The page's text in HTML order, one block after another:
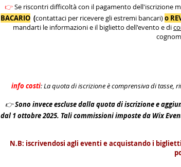
👉Se riscontri difficoltà con il pagamento dell'iscrizione
BACARIO(contattaci per ricevere gli estremi bancari)o
mandarti le informazioni e il biglietto dell'evento e di
info costi: La quota di iscrizione è comprensiva di tasse,
👉Sono invece escluse dalla quota di iscrizione e
dal 1 ottobre 2025. Tali commissioni imposte da Wix
N.B: iscrivendosi agli eventi e acquistando i